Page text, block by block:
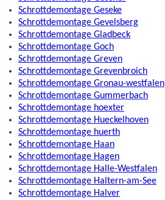
Schrottdemontage Geseke
Schrottdemontage Gevelsberg
Schrottdemontage Gladbeck
Schrottdemontage Goch
Schrottdemontage Greven
Schrottdemontage Grevenbroich
Schrottdemontage Gronau-westfalen
Schrottdemontage Gummerbach
Schrottdemontage hoexter
Schrottdemontage Hueckelhoven
Schrottdemontage huerth
Schrottdemontage Haan
Schrottdemontage Hagen
Schrottdemontage Halle-Westfalen
Schrottdemontage Haltern-am-See
Schrottdemontage Halver